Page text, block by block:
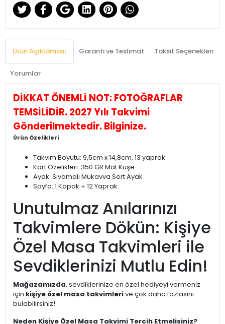
Ürün Açıklaması Garanti ve Teslimat Taksit Seçenekleri
Yorumlar
DİKKAT ÖNEMLİ NOT: FOTOĞRAFLAR
TEMSİLİDİR. 2027 Yılı Takvimi
Gönderilmektedir. Bilginize.
Ürün Özelikleri
Takvim Boyutu: 9,5cm x 14,8cm, 13 yaprak
Kart Özelikleri: 350 GR Mat Kuşe
Ayak: Sıvamalı Mukavva Sert Ayak
Sayfa: 1 Kapak + 12 Yaprak
Unutulmaz Anılarınızı
Takvimlere Dökün: Kişiye
Özel Masa Takvimleri ile
Sevdiklerinizi Mutlu Edin!
Mağazamızda, sevdiklerinize en özel hediyeyi vermeniz
için kişiye özel masa takvimlerive çok daha fazlasını
bulabilirsiniz!
Neden Kişiye Özel Masa Takvimi Tercih Etmelisiniz?